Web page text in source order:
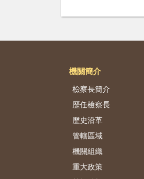
機關簡介
檢察長簡介
歷任檢察長
歷史沿革
管轄區域
機關組織
重大政策